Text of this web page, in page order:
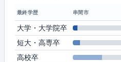
最終学歴 串間市
大学・大学院卒
短大・高専卒
高校卒